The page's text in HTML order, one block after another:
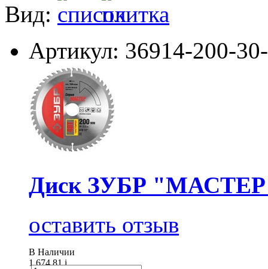
Вид:
Артикул: 36914-200-
Диск ЗУБР "МАСТЕР"
оставить отзыв
В Наличии
1 674.81i